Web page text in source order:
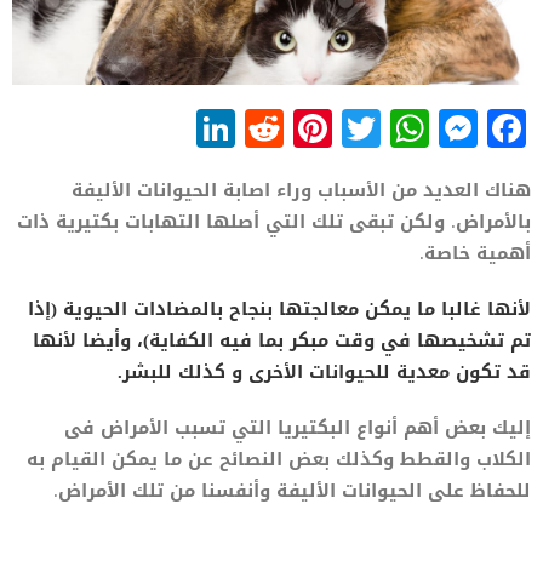
Facebook
Messenger
WhatsApp
Twitter
Pinterest
Reddit
هناك العديد من الأسباب وراء اصابة الحيوانات الأليفة
بالأمراض. ولكن تبقى تلك التي أصلها التهابات بكتيرية ذات
أهمية خاصة.
لأنها غالبا ما يمكن معالجتها بنجاح بالمضادات الحيوية (إذا
تم تشخيصها في وقت مبكر بما فيه الكفاية)، وأيضا لأنها
قد تكون معدية للحيوانات الأخرى و كذلك للبشر.
إليك بعض أهم أنواع البكتيريا التي تسبب الأمراض فى
الكلاب والقطط وكذلك بعض النصائح عن ما يمكن القيام به
للحفاظ على الحيوانات الأليفة وأنفسنا من تلك الأمراض.